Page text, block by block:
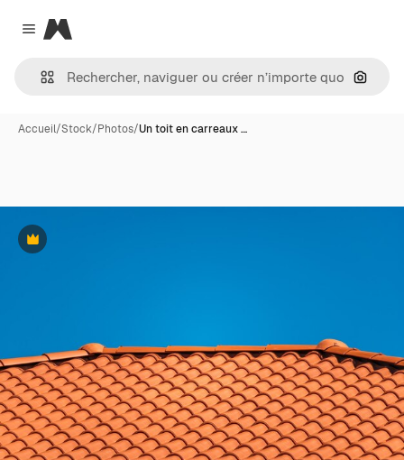
Close menu
Magnific
Accueil/Stock/Photos/Un toit en carreaux …
Premium